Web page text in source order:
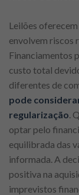
Leilões
envolvem riscos
Financiamentos
custo total
diferentes de
pode
regularização.
optar pelo
equilibrada das
informada. A
positiva na
imprevistos